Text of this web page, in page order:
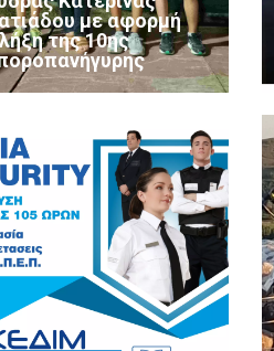
με αφορμή
της 10ης